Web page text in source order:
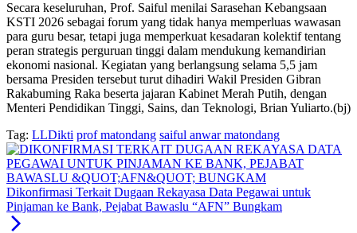
Secara keseluruhan, Prof. Saiful menilai Sarasehan Kebangsaan
KSTI 2026 sebagai forum yang tidak hanya memperluas wawasan
para guru besar, tetapi juga memperkuat kesadaran kolektif tentang
peran strategis perguruan tinggi dalam mendukung kemandirian
ekonomi nasional. Kegiatan yang berlangsung selama 5,5 jam
bersama Presiden tersebut turut dihadiri Wakil Presiden Gibran
Rakabuming Raka beserta jajaran Kabinet Merah Putih, dengan
Menteri Pendidikan Tinggi, Sains, dan Teknologi, Brian Yuliarto.(bj)
Tag: LLDikti prof matondang saiful anwar matondang
Dikonfirmasi Terkait Dugaan Rekayasa Data Pegawai untuk
Pinjaman ke Bank, Pejabat Bawaslu “AFN” Bungkam